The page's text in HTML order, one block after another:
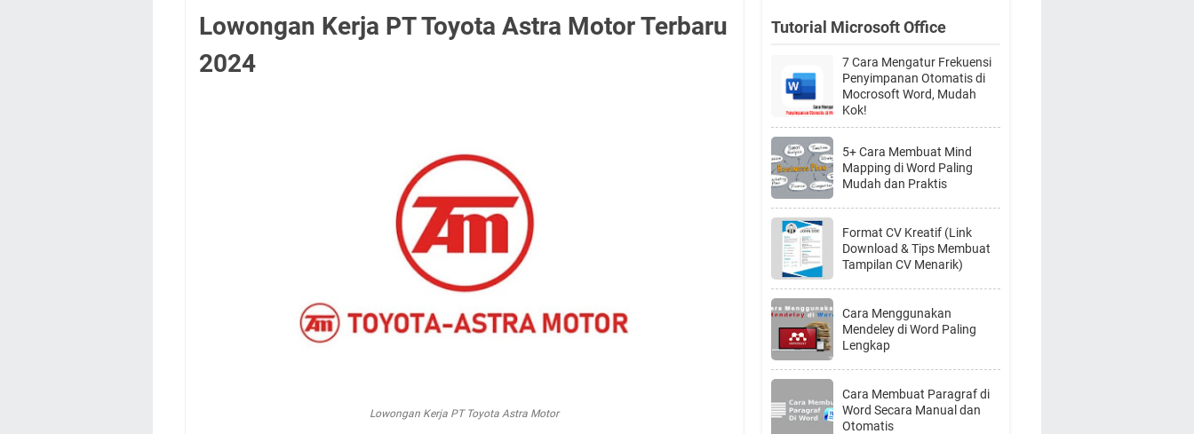
Lowongan Kerja PT Toyota Astra Motor Terbaru
2024
Lowongan Kerja PT Toyota Astra Motor
Tutorial Microsoft Office
7 Cara Mengatur Frekuensi
Penyimpanan Otomatis di
Mocrosoft Word, Mudah
Kok!
5+ Cara Membuat Mind
Mapping di Word Paling
Mudah dan Praktis
Format CV Kreatif (Link
Download & Tips Membuat
Tampilan CV Menarik)
Cara Menggunakan
Mendeley di Word Paling
Lengkap
Cara Membuat Paragraf di
Word Secara Manual dan
Otomatis